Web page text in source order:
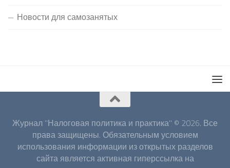
Новости для самозанятых
Журнал "Налоговая политика и практика" © 2026. Все
права защищены. Обязательным условием
использования информации из открытых разделов
сайта является активная гиперссылка на